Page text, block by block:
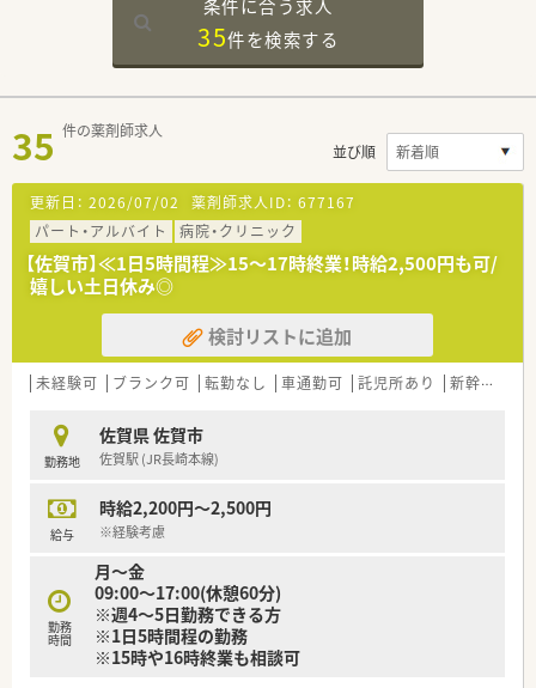
条件に合う求人
35件を検索する
35 件の薬剤師求人
並び順
更新日： 2026/07/02 薬剤師求人ID： 677167
パート・アルバイト
病院・クリニック
【佐賀市】≪1日5時間程≫15～17時終業！時給2,500円も可/
嬉しい土日休み◎
検討リストに追加
未経験可 ブランク可 転勤なし 車通勤可 託児所あり 新幹線近く
勤務地
佐賀県 佐賀市
佐賀駅 (JR長崎本線)
給与
時給2,200円～2,500円
※経験考慮
勤務
時間
月～金
09:00～17:00(休憩60分)
※週4～5日勤務できる方
※1日5時間程の勤務
※15時や16時終業も相談可